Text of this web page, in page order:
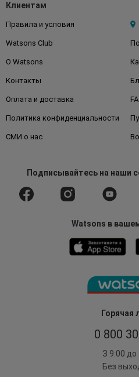
Горячая
0 800
З 9:00 до
Без
Клиентам
Правила и условия
Watsons Club
О Watsons
Контакты
Оплата и доставка
Политика конфиденциальности
СМИ о нас
Подписывайтесьна наши
Watsons в